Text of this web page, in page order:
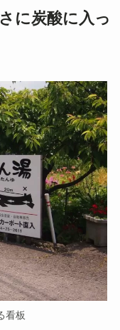
に炭酸に入っ
看板